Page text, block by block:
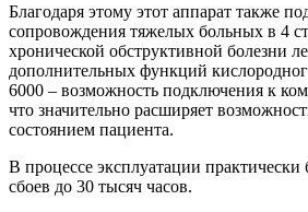
Благодаря этому этот аппарат также
сопровождения тяжелых больных в 4
хронической обструктивной болезни
дополнительных функций
6000 – возможность подключения к
что значительно расширяет
состоянием пациента.
В процессе эксплуатации практически
сбоев до 30 тысяч часов.